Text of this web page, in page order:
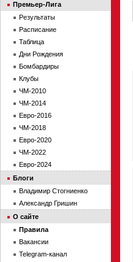
Премьер-Лига
Результаты
Расписание
Таблица
Дни Рождения
Бомбардиры
Клубы
ЧМ-2010
ЧМ-2014
Евро-2016
ЧМ-2018
Евро-2020
ЧМ-2022
Евро-2024
Блоги
Владимир Стогниенко
Александр Гришин
О сайте
Правила
Вакансии
Telegram-канал